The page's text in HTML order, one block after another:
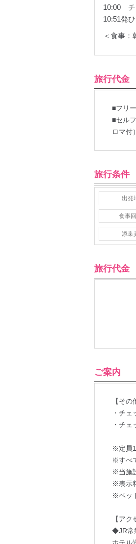
10:00 チ
10:51発
＜食事
旅行代金
■フリ
■セル
ロマ付
旅行条件
出発
食事
添乗
旅行代金
ご案内
【その
・
・
※定員
※すべ
※当施
※表示
※
【アク
◆JR常
ホテル